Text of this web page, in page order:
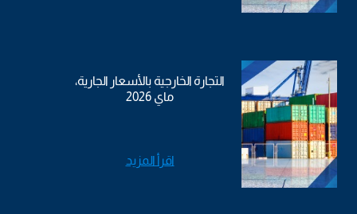
التجارة الخارجية بالأسعار الجارية،
ماي 2026
اقرأ المزيد